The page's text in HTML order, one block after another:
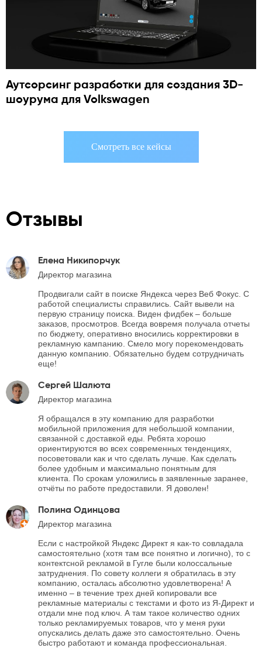
Аутсорсинг разработки для создания 3D-
шоурума для Volkswagen
Смотреть все кейсы
Отзывы
Елена Никипорчук
Директор магазина
Продвигали сайт в поиске Яндекса через Веб Фокус. С
работой специалисты справились. Сайт вывели на
первую страницу поиска. Виден фидбек – больше
заказов, просмотров. Всегда вовремя получала отчеты
по бюджету, оперативно вносились корректировки в
рекламную кампанию. Смело могу порекомендовать
данную компанию. Обязательно будем сотрудничать
еще!
Сергей Шалюта
Директор магазина
Я обращался в эту компанию для разработки
мобильной приложения для небольшой компании,
связанной с доставкой еды. Ребята хорошо
ориентируются во всех современных тенденциях,
посоветовали как и что сделать лучше. Как сделать
более удобным и максимально понятным для
клиента. По срокам уложились в заявленные заранее,
отчёты по работе предоставили. Я доволен!
Полина Одинцова
Директор магазина
Если с настройкой Яндекс Директ я как-то совладала
самостоятельно (хотя там все понятно и логично), то с
контектсной рекламой в Гугле были колоссальные
затруднения. По совету коллеги я обратилась в эту
компанию, осталась абсолютно удовлетворена! А
именно – в течение трех дней копировали все
рекламные материалы с текстами и фото из Я-Директ и
отдали мне под ключ. А там такое количество одних
только рекламируемых товаров, что у меня руки
опускались делать даже это самостоятельно. Очень
быстро работают и команда профессиональная.